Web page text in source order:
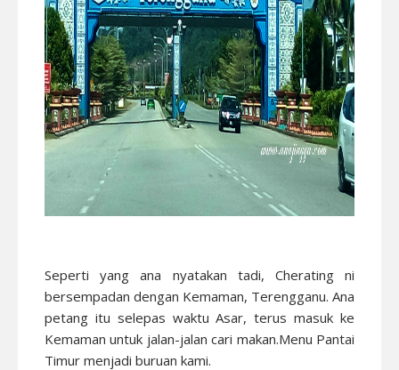
Seperti yang ana nyatakan tadi, Cherating ni
bersempadan dengan Kemaman, Terengganu. Ana
petang itu selepas waktu Asar, terus masuk ke
Kemaman untuk jalan-jalan cari makan.Menu Pantai
Timur menjadi buruan kami.